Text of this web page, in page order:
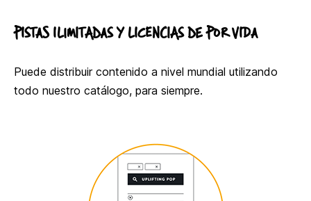
PISTAS ILIMITADAS Y LICENCIAS DE POR VIDA
Puede distribuir contenido a nivel mundial utilizando
todo nuestro catálogo, para siempre.